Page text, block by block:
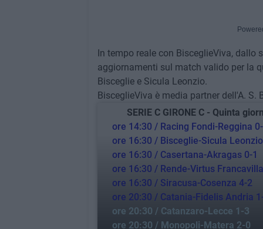
In tempo reale con BisceglieViva, dallo
aggiornamenti sul match valido per la
Bisceglie e Sicula Leonzio.
BisceglieViva è media partner dell'A.
SERIE C GIRONE C - Quinta
ore 14:30 / Racing Fondi-Reggina
ore 16:30 / Bisceglie-Sicula
ore 16:30 / Casertana-Akragas 0-1
ore 16:30 / Rende-Virtus
ore 16:30 / Siracusa-Cosenza 4-2
ore 20:30 / Catania-Fidelis Andria
ore 20:30 / Catanzaro-Lecce 1-3
ore 20:30 / Monopoli-Matera 2-0